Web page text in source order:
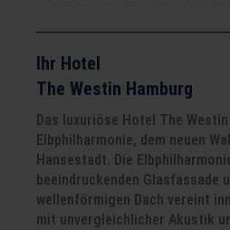
Ihr Hotel
The Westin Hamburg
Das luxuriöse Hotel The
Elbphilharmonie, dem neuen
Hansestadt. Die
beeindruckenden Glasfassade
wellenförmigen Dach vereint
mit unvergleichlicher Akustik